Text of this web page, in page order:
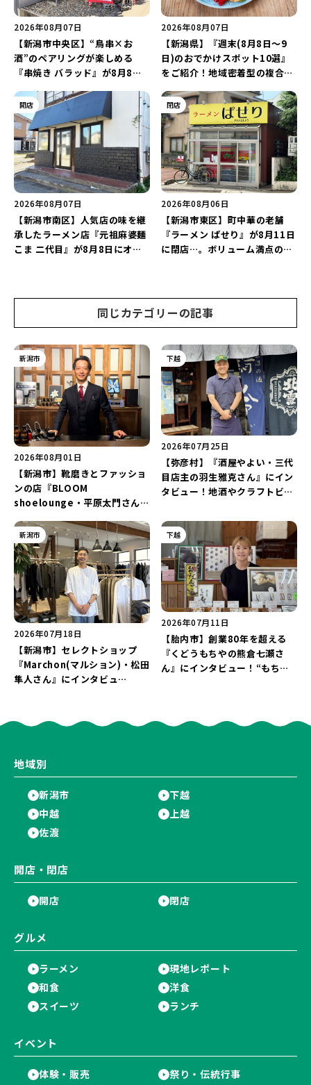
2026年08月07日
【新潟市中央区】“鳥串×お
酒”のペアリングが楽しめる
『串焼き バラッド』が8月8日
インアップ♪
2026年08月07日
【新潟県】『週末(8月8日～9
日)のおでかけスポット10選』
をご紹介！地域密着型の複合施
ナ丸大新潟のサマーフェスタ
2026」がおすすめ♪
開店
2026年08月07日
【新潟市南区】人気店の味を継
承したラーメン店『元祖麻婆麺
こま 二代目』が8月8日にオー
閉店
2026年08月06日
【新潟市東区】町中華の老舗
『ラーメン ぱせり』が8月11日
に閉店…。ボリューム満点の名
同じカテゴリーの記事
新潟市
2026年08月01日
【新潟市】靴磨きとファッショ
ンの店『BLOOM
shoelounge・平原太門さん』
機嫌な毎日」をつくる装いの提
案とは？
下越
2026年07月25日
【弥彦村】『酒屋やよい・三代
目店主の羽生雅克さん』にイン
タビュー！地酒やクラフトビー
る“挑戦の歴史”に迫る♪
新潟市
2026年07月18日
【新潟市】セレクトショップ
『Marchon(マルション)・松田
隼人さん』にインタビュ
下越
2026年07月11日
【胎内市】創業80年を超える
『くどうもちやの熊倉七瀬さ
ん』にインタビュー！“もち屋
地域別
新潟市
下越
中越
上越
佐渡
開店・閉店
開店 閉店
グルメ
ラーメン
現地レポート
和食
洋食
スイーツ
ランチ
イベント
体験・販売
祭り・伝統行事